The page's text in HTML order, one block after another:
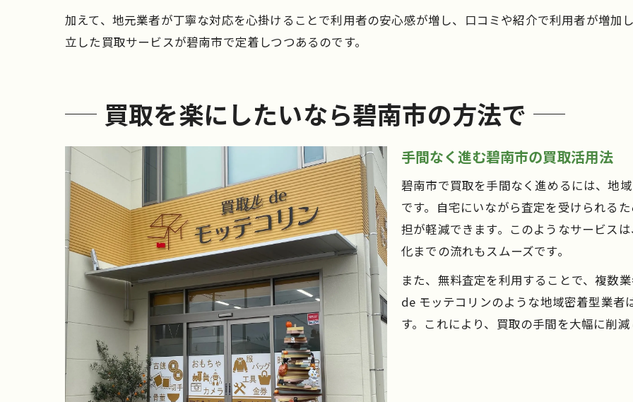
加えて、地元業者が丁寧な対応を心掛けることで利用者の安心感が増し、口コミや紹介で利用者が増加
立した買取サービスが碧南市で定着しつつあるのです。
買取を楽にしたいなら碧南市の方法で
手間なく進む碧南市の買取活用法
碧南市で買取を手間なく進めるには、地
です。自宅にいながら査定を受けられる
担が軽減できます。このようなサービス
化までの流れもスムーズです。
また、無料査定を利用することで、複数
de モッテコリンのような地域密着型業
す。これにより、買取の手間を大幅に削